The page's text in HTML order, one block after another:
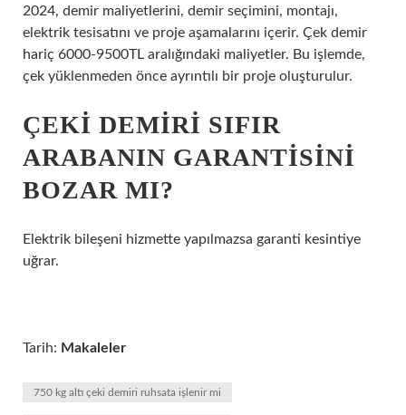
2024, demir maliyetlerini, demir seçimini, montajı,
elektrik tesisatını ve proje aşamalarını içerir. Çek demir
hariç 6000-9500TL aralığındaki maliyetler. Bu işlemde,
çek yüklenmeden önce ayrıntılı bir proje oluşturulur.
ÇEKI DEMIRI SIFIR
ARABANIN GARANTISINI
BOZAR MI?
Elektrik bileşeni hizmette yapılmazsa garanti kesintiye
uğrar.
Tarih: Makaleler
750 kg altı çeki demiri ruhsata işlenir mi